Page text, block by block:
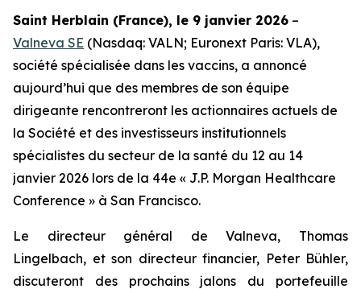
Saint Herblain (France), le 9 janvier 2026 –
Valneva SE (Nasdaq: VALN; Euronext Paris: VLA),
société spécialisée dans les vaccins, a annoncé
aujourd’hui que des membres de son équipe
dirigeante rencontreront les actionnaires actuels de
la Société et des investisseurs institutionnels
spécialistes du secteur de la santé du 12 au 14
janvier 2026 lors de la 44e « J.P. Morgan Healthcare
Conference » à San Francisco.
Le directeur général de Valneva, Thomas
Lingelbach, et son directeur financier, Peter Bühler,
discuteront des prochains jalons du portefeuille